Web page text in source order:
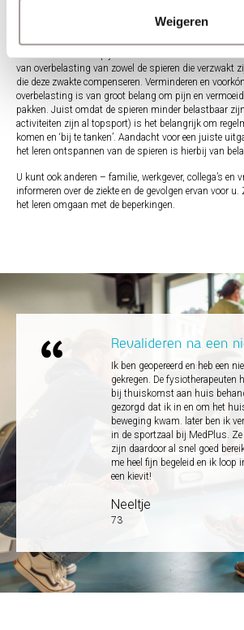
Weigeren
er kan worden veranderd aan de activiteit, de manier
omgeving.
van overbelasting van zowel de spieren die verzwakt
die deze zwakte compenseren. Verminderen en
overbelasting is van groot belang om pijn en
pakken. Juist omdat de spieren minder belastbaar
activiteiten zijn al topsport) is het belangrijk om
komen en ‘bij te tanken’. Aandacht voor een juiste
het leren ontspannen van de spieren is hierbij van
U kunt ook anderen – familie, werkgever, collega’s en
informeren over de ziekte en de gevolgen ervan voor
het leren omgaan met de beperkingen.
Revalideren na een
Ik ben geopereerd en heb een
gekregen. De fysiotherapeuten
bij thuiskomst aan huis
gezorgd dat ik in en om het
beweging kwam. later ben ik
in de sportzaal bij MedPlus. Ze
zijn daardoor al snel goed
me heel fijn begeleid en ik loop
een kievit!
Neeltje
73